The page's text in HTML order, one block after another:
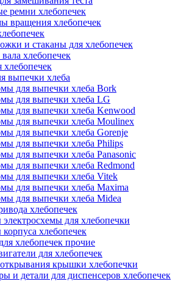
ремни хлебопечек
вращения хлебопечек
и стаканы для хлебопечек
хлебопечек
выпечки хлеба
для выпечки хлеба Bork
для выпечки хлеба LG
для выпечки хлеба Kenwood
для выпечки хлеба Moulinex
для выпечки хлеба Gorenje
для выпечки хлеба Philips
для выпечки хлеба Panasonic
для выпечки хлеба Redmond
для выпечки хлеба Vitek
для выпечки хлеба Maxima
для выпечки хлеба Midea
хлебопечек
для хлебопечки
хлебопечек
хлебопечек прочие
для хлебопечек
крышки хлебопечки
и детали для диспенсеров хлебопечек